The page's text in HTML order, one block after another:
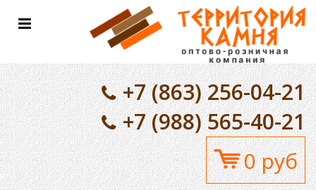
Toggle
+7 (863) 256-04-21
+7 (988) 565-40-21
0 руб